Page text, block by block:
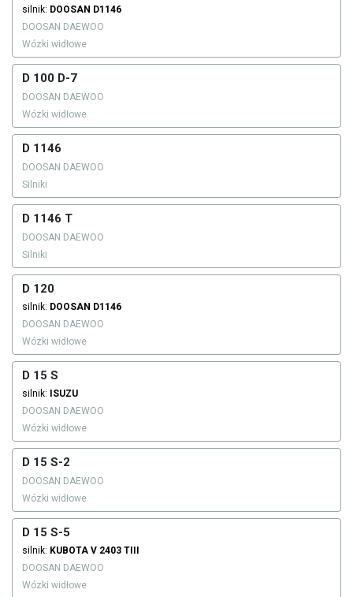
silnik: DOOSAN D1146
DOOSAN DAEWOO
Wózki widłowe
D 100 D-7
DOOSAN DAEWOO
Wózki widłowe
D 1146
DOOSAN DAEWOO
Silniki
D 1146 T
DOOSAN DAEWOO
Silniki
D 120
silnik: DOOSAN D1146
DOOSAN DAEWOO
Wózki widłowe
D 15 S
silnik:
ISUZU
DOOSAN DAEWOO
Wózki widłowe
D 15 S-2
DOOSAN DAEWOO
Wózki widłowe
D 15 S-5
silnik: KUBOTA V 2403 TIII
DOOSAN DAEWOO
Wózki widłowe